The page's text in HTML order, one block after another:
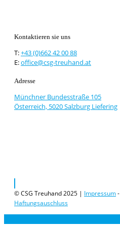
Kontaktieren sie uns
T:+43 (0)662 42 00 88
E:office@csg-treuhand.at
Adresse
Münchner Bundesstraße 105
Österreich, 5020 Salzburg Liefering
© CSG Treuhand 2025 | Impressum-
Haftungsauschluss